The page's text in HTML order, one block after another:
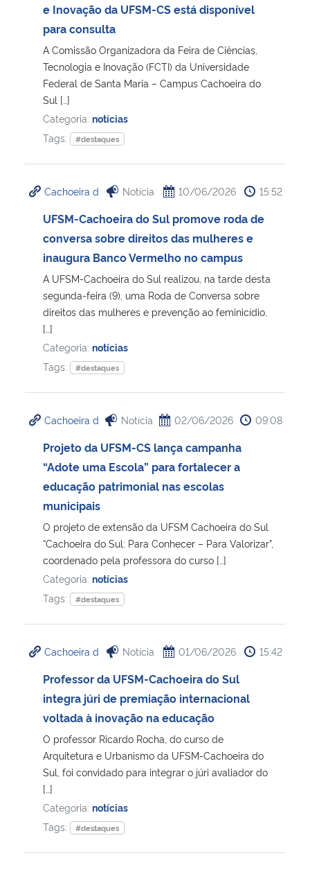
e Inovação da UFSM-CS está disponível
para consulta
A Comissão Organizadora da Feira de Ciências,
Tecnologia e Inovação (FCTI) da Universidade
Federal de Santa Maria – Campus Cachoeira do
Sul […]
Categoria: notícias
Tags:
#destaques
Cachoeira d Notícia 10/06/2026 15:52
UFSM-Cachoeira do Sul promove roda de
conversa sobre direitos das mulheres e
inaugura Banco Vermelho no campus
A UFSM-Cachoeira do Sul realizou, na tarde desta
segunda-feira (9), uma Roda de Conversa sobre
direitos das mulheres e prevenção ao feminicídio,
[…]
Categoria: notícias
Tags:
#destaques
Cachoeira d Notícia 02/06/2026 09:08
Projeto da UFSM-CS lança campanha
“Adote uma Escola” para fortalecer a
educação patrimonial nas escolas
municipais
O projeto de extensão da UFSM Cachoeira do Sul
“Cachoeira do Sul: Para Conhecer – Para Valorizar”,
coordenado pela professora do curso […]
Categoria: notícias
Tags:
#destaques
Cachoeira d Notícia 01/06/2026 15:42
Professor da UFSM-Cachoeira do Sul
integra júri de premiação internacional
voltada à inovação na educação
O professor Ricardo Rocha, do curso de
Arquitetura e Urbanismo da UFSM-Cachoeira do
Sul, foi convidado para integrar o júri avaliador do
[…]
Categoria: notícias
Tags:
#destaques